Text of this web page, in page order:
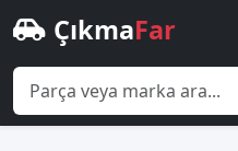
ÇıkmaFar